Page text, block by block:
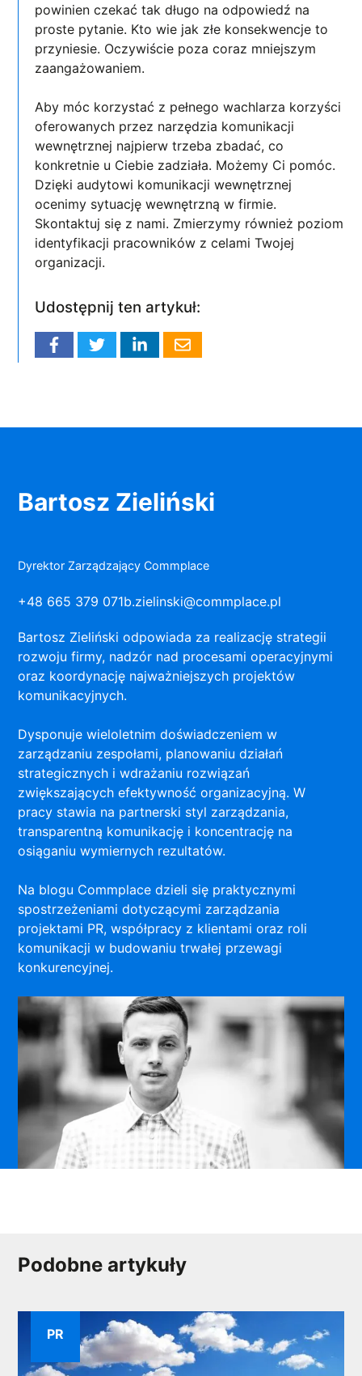
powinien czekać tak długo na odpowiedź na
proste pytanie. Kto wie jak złe konsekwencje to
przyniesie. Oczywiście poza coraz mniejszym
zaangażowaniem.
Aby móc korzystać z pełnego wachlarza korzyści
oferowanych przez narzędzia komunikacji
wewnętrznej najpierw trzeba zbadać, co
konkretnie u Ciebie zadziała. Możemy Ci pomóc.
Dzięki audytowi komunikacji wewnętrznej
ocenimy sytuację wewnętrzną w firmie.
Skontaktuj się z nami. Zmierzymy również poziom
identyfikacji pracowników z celami Twojej
organizacji.
Udostępnij ten artykuł:
Bartosz Zieliński
Dyrektor Zarządzający Commplace
+48 665 379 071b.zielinski@commplace.pl
Bartosz Zieliński odpowiada za realizację strategii
rozwoju firmy, nadzór nad procesami operacyjnymi
oraz koordynację najważniejszych projektów
komunikacyjnych.
Dysponuje wieloletnim doświadczeniem w
zarządzaniu zespołami, planowaniu działań
strategicznych i wdrażaniu rozwiązań
zwiększających efektywność organizacyjną. W
pracy stawia na partnerski styl zarządzania,
transparentną komunikację i koncentrację na
osiąganiu wymiernych rezultatów.
Na blogu Commplace dzieli się praktycznymi
spostrzeżeniami dotyczącymi zarządzania
projektami PR, współpracy z klientami oraz roli
komunikacji w budowaniu trwałej przewagi
konkurencyjnej.
Podobne artykuły
PR